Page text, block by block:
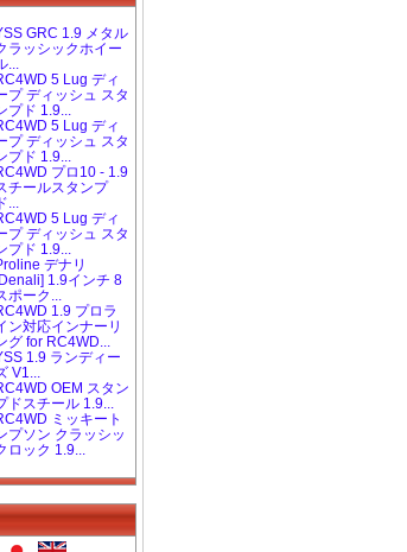
GRC 1.9 メタル
ラッシックホイー
...
5 Lug ディ
プ ディッシュ スタ
プド 1.9...
5 Lug ディ
プ ディッシュ スタ
プド 1.9...
プロ10 - 1.9
チールスタンプ
ド...
5 Lug ディ
プ ディッシュ スタ
プド 1.9...
デナリ
1.9インチ 8
ポーク...
1.9 プロラ
ン対応インナーリ
グ for RC4WD...
1.9 ランディー
V1...
OEM スタン
ドスチール 1.9...
ミッキート
プソン クラッシッ
ロック 1.9...